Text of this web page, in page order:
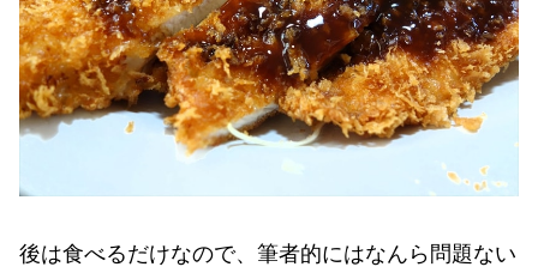
後は食べるだけなので、筆者的にはなんら問題ない